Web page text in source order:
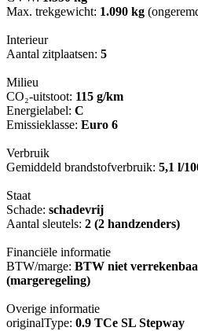
Max. trekgewicht: 1.090 kg
Interieur
Aantal zitplaatsen: 5
Milieu
CO₂-uitstoot: 115 g/km
Energielabel: C
Emissieklasse: Euro 6
Verbruik
Gemiddeld brandstofverbruik: 5,1 l/
Staat
Schade: schadevrij
Aantal sleutels: 2 (2 handzenders)
Financiële informatie
BTW/marge: BTW niet
(margeregeling)
Overige informatie
originalType: 0.9 TCe SL Stepway